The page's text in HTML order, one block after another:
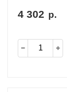
4 302 р.